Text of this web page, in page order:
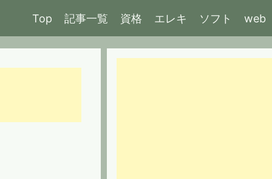
Top 記事一覧 資格 エレキ ソフト web